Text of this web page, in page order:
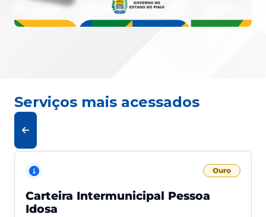
Serviços mais acessados
Ouro
Carteira Intermunicipal Pessoa
Idosa